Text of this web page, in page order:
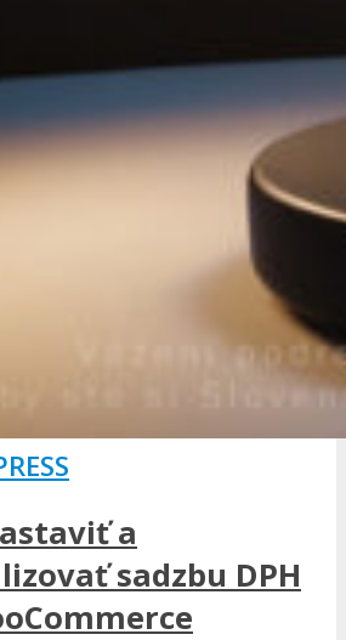
a
sadzbu DPH